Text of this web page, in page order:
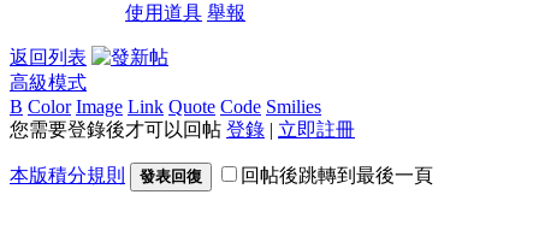
使用道具 舉報
返回列表
高級模式
B Color Image Link Quote Code Smilies
您需要登錄後才可以回帖 登錄 | 立即註冊
本版積分規則 發表回復 回帖後跳轉到最後一頁